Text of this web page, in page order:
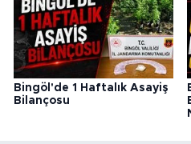
Bingöl'de 1 Haftalık Asayiş
Bilançosu